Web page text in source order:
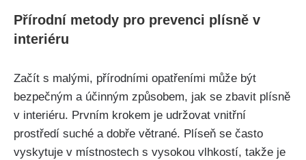
Přírodní metody ​pro⁤ prevenci plísně v
interiéru
Začít s malými, přírodními opatřeními může být‍
bezpečným a účinným způsobem, jak se zbavit plísně
v interiéru. Prvním krokem je udržovat ​vnitřní
prostředí suché a dobře větrané. ⁢Plíseň se často
vyskytuje v místnostech s vysokou vlhkostí,⁤ takže je